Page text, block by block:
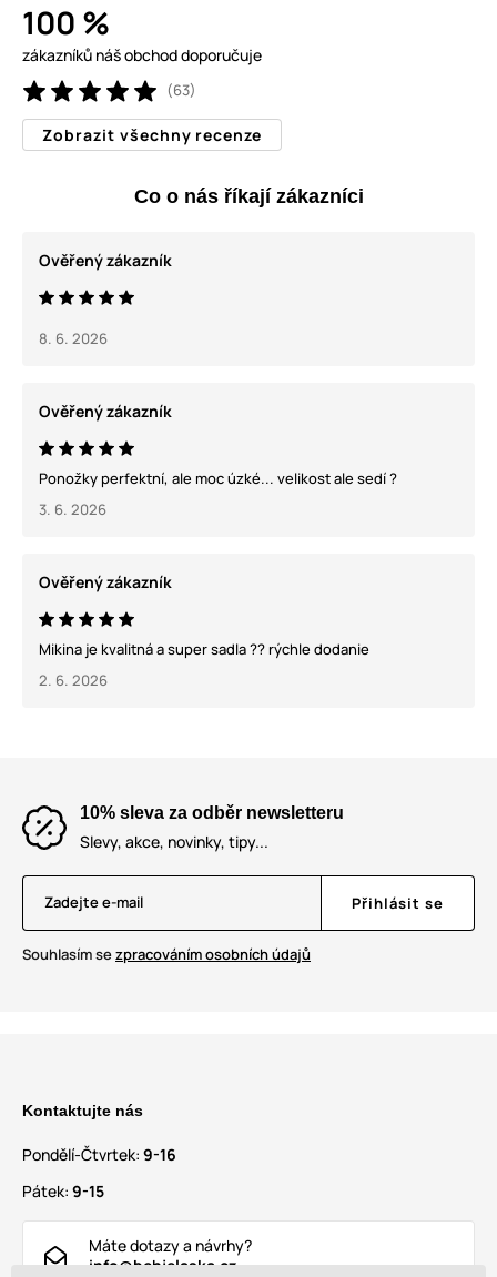
100 %
zákazníků náš obchod doporučuje
(63)
Zobrazit všechny recenze
Co o nás říkají zákazníci
Ověřený zákazník
8. 6. 2026
Ověřený zákazník
Ponožky perfektní, ale moc úzké... velikost ale sedí ?
3. 6. 2026
Ověřený zákazník
Mikina je kvalitná a super sadla ?? rýchle dodanie
2. 6. 2026
10% sleva za odběr newsletteru
Slevy, akce, novinky, tipy...
Zadejte e-mail Přihlásit se
Souhlasím sezpracováním osobních údajů
Kontaktujte nás
Pondělí-Čtvrtek: 9-16
Pátek: 9-15
Máte dotazy a návrhy?
info@behjelaska.cz